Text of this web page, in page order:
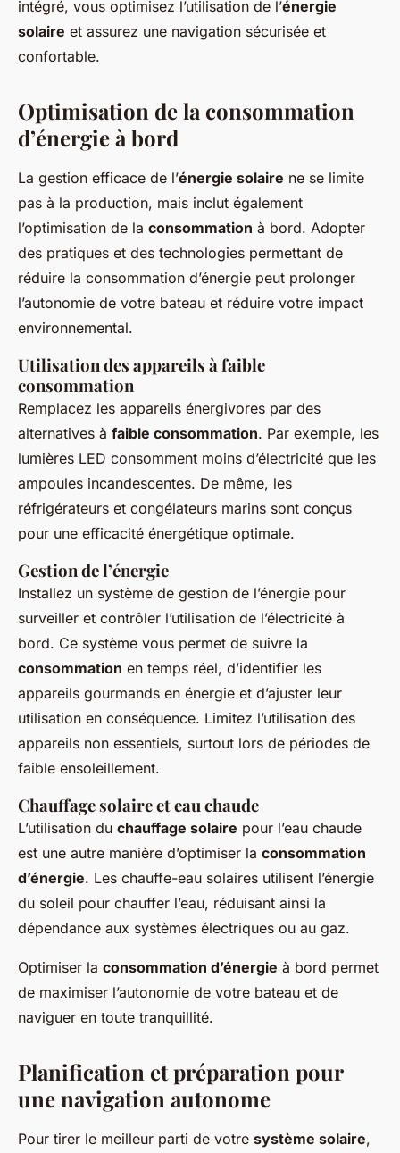
intégré, vous optimisez l’utilisation de l’énergie
solaire et assurez une navigation sécurisée et
confortable.
Optimisation de la consommation
d’énergie à bord
La gestion efficace de l’énergie solaire ne se limite
pas à la production, mais inclut également
l’optimisation de la consommation à bord. Adopter
des pratiques et des technologies permettant de
réduire la consommation d’énergie peut prolonger
l’autonomie de votre bateau et réduire votre impact
environnemental.
Utilisation des appareils à faible
consommation
Remplacez les appareils énergivores par des
alternatives à faible consommation. Par exemple, les
lumières LED consomment moins d’électricité que les
ampoules incandescentes. De même, les
réfrigérateurs et congélateurs marins sont conçus
pour une efficacité énergétique optimale.
Gestion de l’énergie
Installez un système de gestion de l’énergie pour
surveiller et contrôler l’utilisation de l’électricité à
bord. Ce système vous permet de suivre la
consommation en temps réel, d’identifier les
appareils gourmands en énergie et d’ajuster leur
utilisation en conséquence. Limitez l’utilisation des
appareils non essentiels, surtout lors de périodes de
faible ensoleillement.
Chauffage solaire et eau chaude
L’utilisation du chauffage solaire pour l’eau chaude
est une autre manière d’optimiser la consommation
d’énergie. Les chauffe-eau solaires utilisent l’énergie
du soleil pour chauffer l’eau, réduisant ainsi la
dépendance aux systèmes électriques ou au gaz.
Optimiser la consommation d’énergie à bord permet
de maximiser l’autonomie de votre bateau et de
naviguer en toute tranquillité.
Planification et préparation pour
une navigation autonome
Pour tirer le meilleur parti de votre système solaire,